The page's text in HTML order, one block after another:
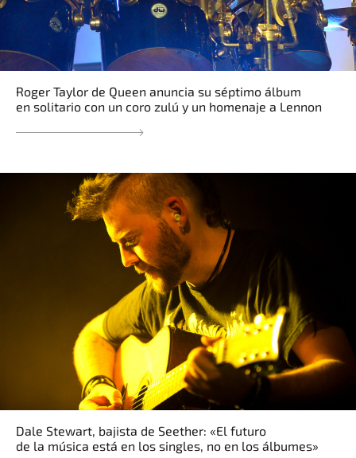
Roger Taylor de Queen anuncia su séptimo álbum
en solitario con un coro zulú y un homenaje a Lennon
Dale Stewart, bajista de Seether: «El futuro
de la música está en los singles, no en los álbumes»